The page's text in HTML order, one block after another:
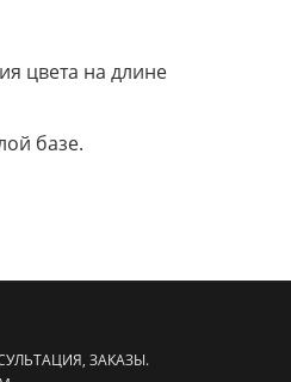
цвета на длине
базе.
ЗАКАЗЫ.